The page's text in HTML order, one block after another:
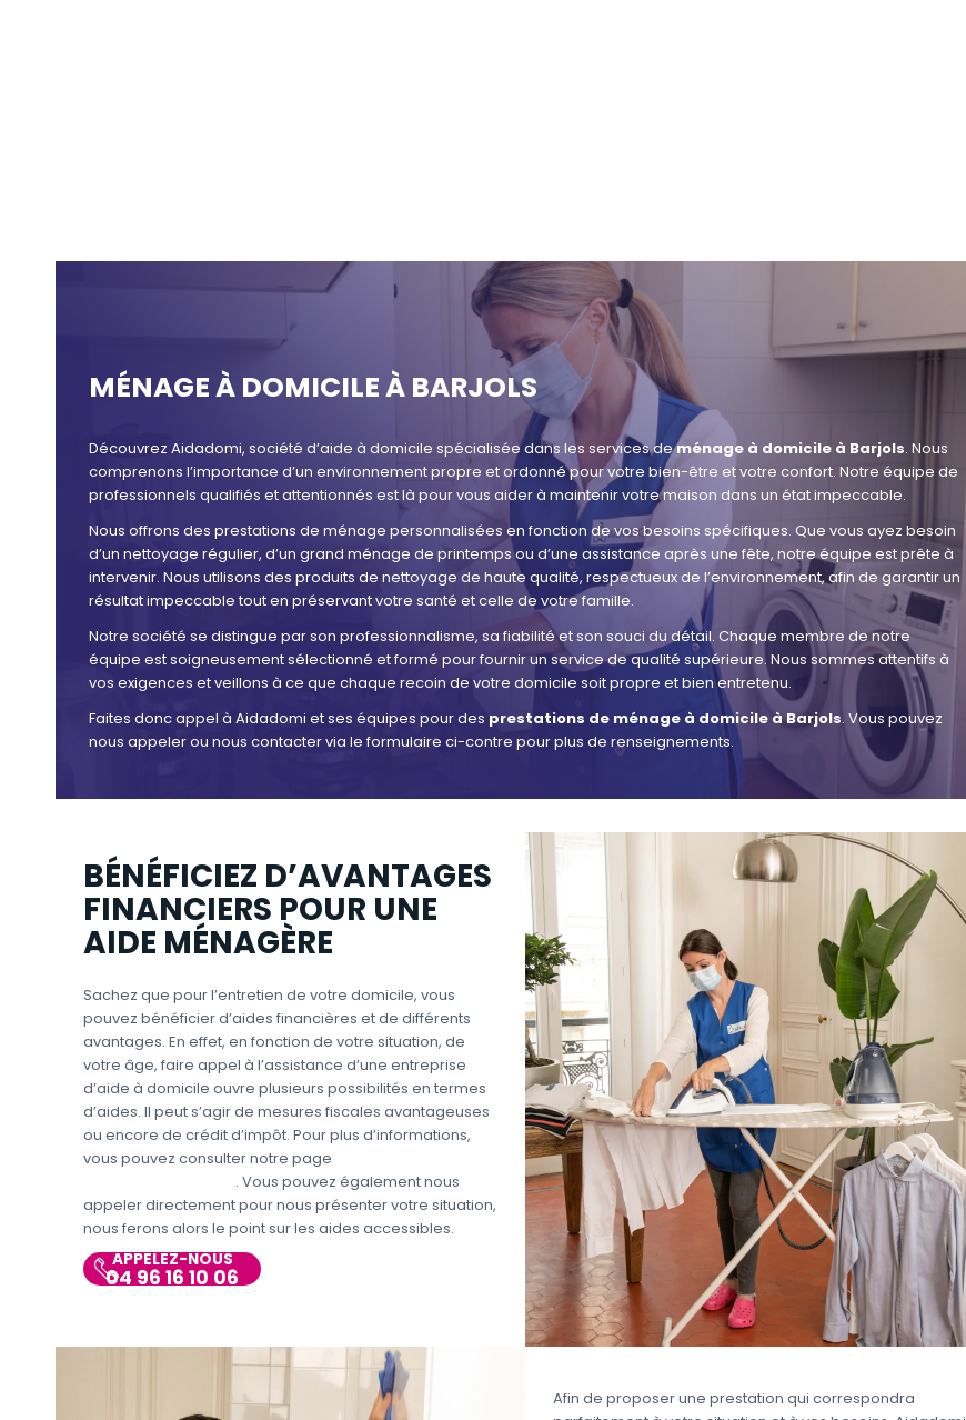
MÉNAGE À DOMICILE À BARJOLS
Découvrez Aidadomi, société d’aide à domicile spécialisée dans les services deménage à domicile à Barjols. Nous
comprenons l’importance d’un environnement propre et ordonné pour votre bien-être et votre confort. Notre équipe de
professionnels qualifiés et attentionnés est là pour vous aider à maintenir votre maison dans un état impeccable.
Nous offrons des prestations de ménage personnalisées en fonction de vos besoins spécifiques. Que vous ayez besoin
d’un nettoyage régulier, d’un grand ménage de printemps ou d’une assistance après une fête, notre équipe est prête à
intervenir. Nous utilisons des produits de nettoyage de haute qualité, respectueux de l’environnement, afin de garantir un
résultat impeccable tout en préservant votre santé et celle de votre famille.
Notre société se distingue par son professionnalisme, sa fiabilité et son souci du détail. Chaque membre de notre
équipe est soigneusement sélectionné et formé pour fournir un service de qualité supérieure. Nous sommes attentifs à
vos exigences et veillons à ce que chaque recoin de votre domicile soit propre et bien entretenu.
Faites donc appel à Aidadomi et ses équipes pour des prestations de ménage à domicile à Barjols. Vous pouvez
nous appeler ou nous contacter via le formulaire ci-contre pour plus de renseignements.
BÉNÉFICIEZ D’AVANTAGES
FINANCIERS POUR UNE
AIDE MÉNAGÈRE
Sachez que pour l’entretien de votre domicile, vous
pouvez bénéficier d’aides financières et de différents
avantages. En effet, en fonction de votre situation, de
votre âge, faire appel à l’assistance d’une entreprise
d’aide à domicile ouvre plusieurs possibilités en termes
d’aides. Il peut s’agir de mesures fiscales avantageuses
ou encore de crédit d’impôt. Pour plus d’informations,
vous pouvez consulter notre page
. Vous pouvez également nous
appeler directement pour nous présenter votre situation,
nous ferons alors le point sur les aides accessibles.
APPELEZ-NOUS
04 96 16 10 06
Afin de proposer une prestation qui correspondra